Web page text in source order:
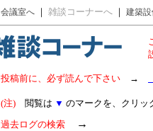
会議室へ ｜ 雑談コーナーへ ｜ 建築
投稿前に、必ず読んで下さい →
(注) 閲覧は ▼ のマークを、クリッ
過去ログの検索 →